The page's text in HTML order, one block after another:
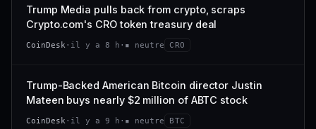
Trump Media pulls back from crypto, scraps
Crypto.com's CRO token treasury deal
CoinDesk · il y a 8 h · ▪ neutre CRO
Trump-Backed American Bitcoin director Justin
Mateen buys nearly $2 million of ABTC stock
CoinDesk · il y a 9 h · ▪ neutre BTC